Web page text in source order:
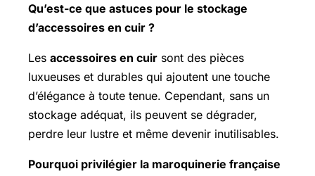
Qu’est-ce que astuces pour le stockage
d’accessoires en cuir ?
Les accessoires en cuir sont des pièces
luxueuses et durables qui ajoutent une touche
d’élégance à toute tenue. Cependant, sans un
stockage adéquat, ils peuvent se dégrader,
perdre leur lustre et même devenir inutilisables.
Pourquoi privilégier la maroquinerie française